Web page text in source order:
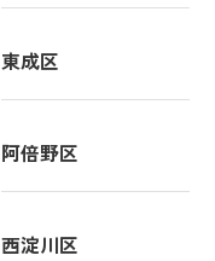
東成区
阿倍野区
西淀川区